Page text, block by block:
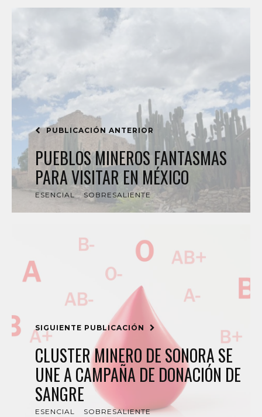
PUBLICACIÓN ANTERIOR
PUEBLOS MINEROS FANTASMAS
PARA VISITAR EN MÉXICO
ESENCIAL SOBRESALIENTE
SIGUIENTE PUBLICACIÓN
CLUSTER MINERO DE SONORA SE
UNE A CAMPAÑA DE DONACIÓN DE
SANGRE
ESENCIAL SOBRESALIENTE